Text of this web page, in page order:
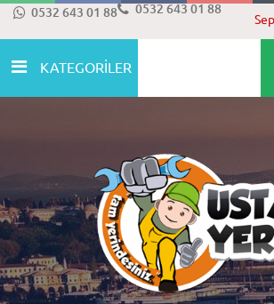
0532 643 01 88 0532 643 01 88
KATEGORİLER